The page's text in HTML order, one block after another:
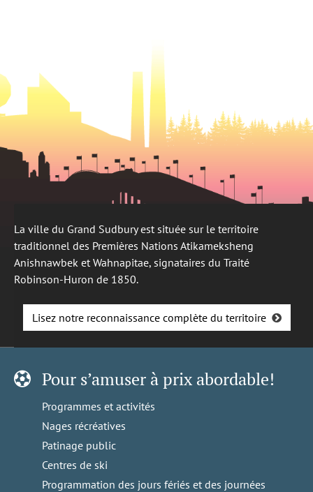
La ville du Grand Sudbury est située sur le territoire
traditionnel des Premières Nations Atikameksheng
Anishnawbek et Wahnapitae, signataires du Traité
Robinson-Huron de 1850.
Lisez notre reconnaissance complète du territoire
Pour s’amuser à prix abordable!
Programmes et activités
Nages récréatives
Patinage public
Centres de ski
Programmation des jours fériés et des journées